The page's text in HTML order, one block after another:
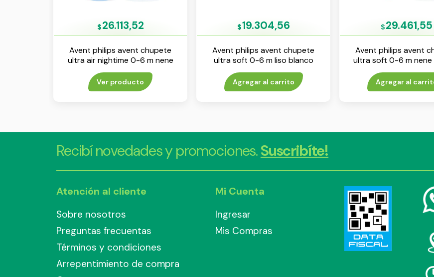
$26.113,52
Avent philips avent chupete
ultra air nightime 0-6 m nene
env x 2
Ver producto
$19.304,56
Avent philips avent chupete
ultra soft 0-6 m liso blanco
env x 1
Agregar al carrito
$29.461,55
Avent philips avent
ultra soft 0-6 m nene
Agregar al
Recibí novedades y promociones.Suscribíte!
Atención al cliente
Sobre nosotros
Preguntas frecuentas
Términos y condiciones
Arrepentimiento de compra
Mi Cuenta
Ingresar
Mis Compras